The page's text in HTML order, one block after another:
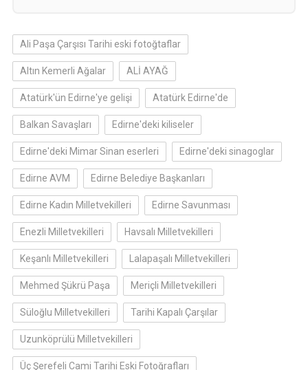
Ali Paşa Çarşısı Tarihi eski fotoğtaflar
Altın Kemerli Ağalar ALİ AYAĞ
Atatürk'ün Edirne'ye gelişi Atatürk Edirne'de
Balkan Savaşları Edirne'deki kiliseler
Edirne'deki Mimar Sinan eserleri Edirne'deki sinagoglar
Edirne AVM Edirne Belediye Başkanları
Edirne Kadın Milletvekilleri Edirne Savunması
Enezli Milletvekilleri Havsalı Milletvekilleri
Keşanlı Milletvekilleri Lalapaşalı Milletvekilleri
Mehmed Şükrü Paşa Meriçli Milletvekilleri
Süloğlu Milletvekilleri Tarihi Kapalı Çarşılar
Uzunköprülü Milletvekilleri
Üç Şerefeli Cami Tarihi Eski Fotoğrafları